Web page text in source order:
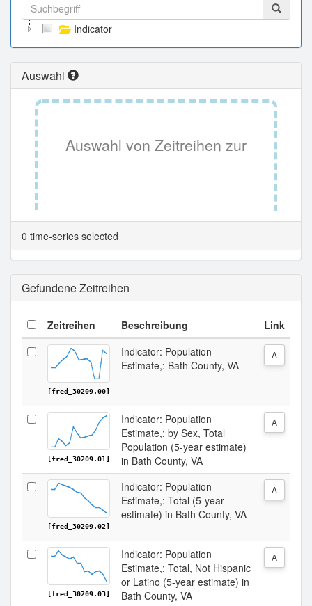
Indicator
Auswahl
Auswahl von Zeitreihen zur
Tabellenansicht.
0 time-series selected
Gefundene Zeitreihen
Zeitreihen Beschreibung Link
[fred_30209.00]
Indicator: Population
Estimate,: Bath County, VA
A
[fred_30209.01]
Indicator: Population
Estimate,: by Sex, Total
Population (5-year estimate)
in Bath County, VA
A
[fred_30209.02]
Indicator: Population
Estimate,: Total (5-year
estimate) in Bath County, VA
A
[fred_30209.03]
Indicator: Population
Estimate,: Total, Not Hispanic
or Latino (5-year estimate) in
Bath County, VA
A